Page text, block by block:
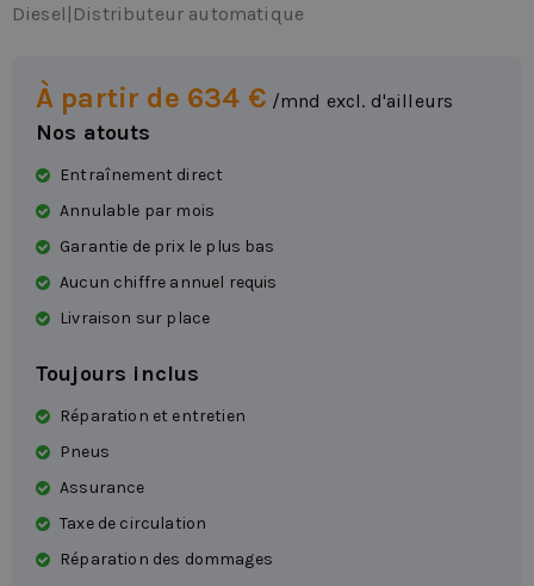
Diesel Distributeur automatique
À partir de 634 € /mnd excl. d'ailleurs
Nos atouts
Entraînement direct
Annulable par mois
Garantie de prix le plus bas
Aucun chiffre annuel requis
Livraison sur place
Toujours inclus
Réparation et entretien
Pneus
Assurance
Taxe de circulation
Réparation des dommages